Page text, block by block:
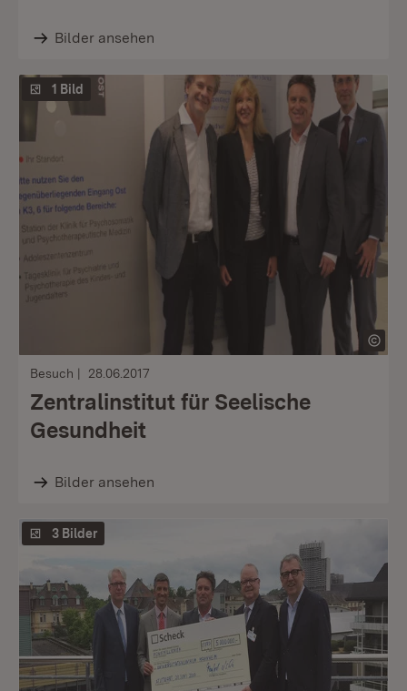
Bilder ansehen
1 Bild
Besuch 28.06.2017
Zentralinstitut für Seelische
Gesundheit
Bilder ansehen
3 Bilder